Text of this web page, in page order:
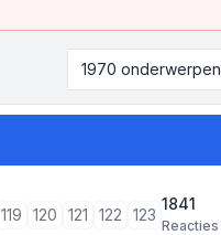
1970 onderwerpen
119 120 121 122 123
1841
Reacties